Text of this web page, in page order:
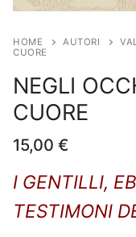
HOME AUTORI
CUORE
NEGLI
CUORE
15,00 €
I GENTILLI,
TESTIMONI